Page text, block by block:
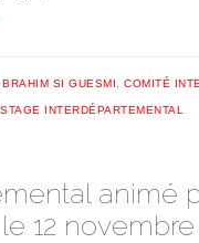
,BRAHIM SI GUESMI ,COMITÉ
STAGE INTERDÉPARTEMENTAL
animé
12 novembre